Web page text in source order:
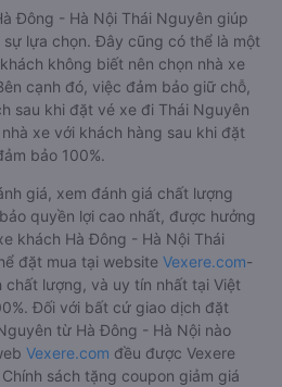
Đông - Hà Nội Thái Nguyên giúp
lựa chọn. Đây cũng có thể là một
không biết nên chọn nhà xe
cạnh đó, việc đảm bảo giữ chỗ,
sau khi đặt vé xe đi Thái Nguyên
xe với khách hàng sau khi đặt
bảo 100%.
giá, xem đánh giá chất lượng
quyền lợi cao nhất, được hưởng
khách Hà Đông - Hà Nội Thái
đặt mua tại website Vexere.com-
lượng, và uy tín nhất tại Việt
Đối với bất cứ giao dịch đặt
từ Hà Đông - Hà Nội nào
Vexere.com đều được Vexere
sách tặng coupon giảm giá